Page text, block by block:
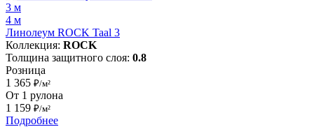
3 м
4 м
Линолеум ROCK Taal 3
Коллекция: ROCK
Толщина защитного слоя: 0.8
Розница
1 365 ₽/м²
От 1 рулона
1 159 ₽/м²
Подробнее